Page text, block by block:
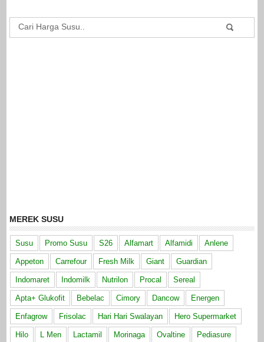
MEREK SUSU
Susu Promo Susu S26 Alfamart Alfamidi Anlene
Appeton Carrefour Fresh Milk Giant Guardian
Indomaret Indomilk Nutrilon Procal Sereal
Apta+ Glukofit Bebelac Cimory Dancow Energen
Enfagrow Frisolac Hari Hari Swalayan Hero Supermarket
Hilo L Men Lactamil Morinaga Ovaltine Pediasure